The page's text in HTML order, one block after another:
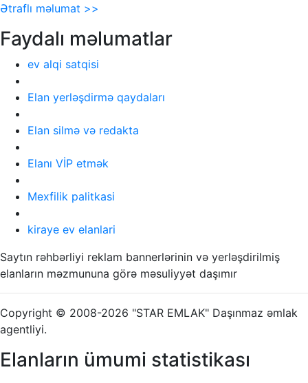
Ətraflı məlumat >>
Faydalı məlumatlar
ev alqi satqisi
Elan yerləşdirmə qaydaları
Elan silmə və redakta
Elanı VİP etmək
Mexfilik palitkasi
kiraye ev elanlari
Saytın rəhbərliyi reklam bannerlərinin və yerləşdirilmiş
elanların məzmununa görə məsuliyyət daşımır
Copyright © 2008-2026 "STAR EMLAK" Daşınmaz əmlak
agentliyi.
Elanların ümumi statistikası